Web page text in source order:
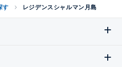
す レジデンスシャルマン月島